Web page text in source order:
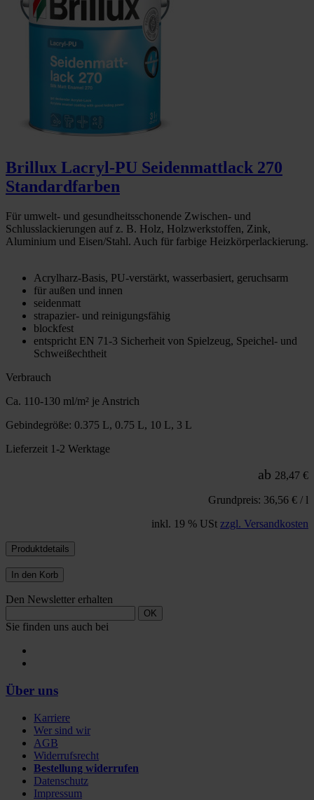
Brillux Lacryl-PU Seidenmattlack 270
Standardfarben
Für umwelt- und gesundheitsschonende Zwischen- und
Schlusslackierungen auf z. B. Holz, Holzwerkstoffen, Zink,
Aluminium und Eisen/Stahl. Auch für farbige Heizkörperlackierung.
Acrylharz-Basis, PU-verstärkt, wasserbasiert, geruchsarm
für außen und innen
seidenmatt
strapazier- und reinigungsfähig
blockfest
entspricht EN 71-3 Sicherheit von Spielzeug, Speichel- und
Schweißechtheit
Verbrauch
Ca. 110-130 ml/m² je Anstrich
Gebindegröße: 0.375 L, 0.75 L, 10 L, 3 L
Lieferzeit 1-2 Werktage
ab 28,47 €
Grundpreis: 36,56 € / l
inkl. 19 % USt zzgl. Versandkosten
Produktdetails
In den Korb
Den Newsletter erhalten
OK
Sie finden uns auch bei
Über uns
Karriere
Wer sind wir
AGB
Widerrufsrecht
Bestellung widerrufen
Datenschutz
Impressum